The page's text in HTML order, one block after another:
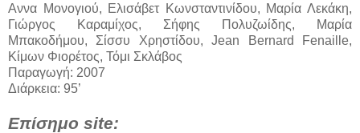
Αννα Μονογιού, Ελισάβετ Κωνσταντινίδου, Μαρία Λεκάκη,
Γιώργος Καραμίχος, Σήφης Πολυζωίδης, Μαρία
Μπακοδήμου, Σίσσυ Χρηστίδου, Jean Bernard Fenaille,
Κίμων Φιορέτος, Τόμι Σκλάβος
Παραγωγή: 2007
Διάρκεια: 95’
Επίσημο site: